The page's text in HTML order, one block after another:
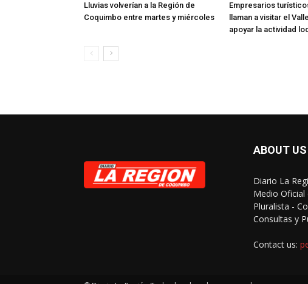
Lluvias volverían a la Región de
Coquimbo entre martes y miércoles
Empresarios
llaman a visitar el
apoyar la actividad
ABOUT US
Diario La
Medio Oficial
Pluralista -
Consultas y
Contact us: